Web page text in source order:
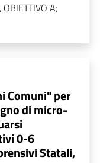
A;
Comuni" per
di micro-
0-6
Statali,